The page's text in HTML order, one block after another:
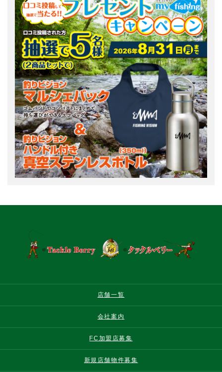
店舗一覧
会社案内
FC加盟店募集
新規店舗物件募集